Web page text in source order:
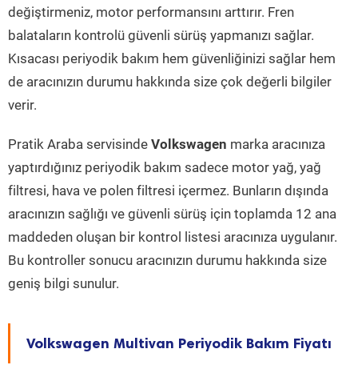
değiştirmeniz, motor performansını arttırır. Fren
balataların kontrolü güvenli sürüş yapmanızı sağlar.
Kısacası periyodik bakım hem güvenliğinizi sağlar hem
de aracınızın durumu hakkında size çok değerli bilgiler
verir.
Pratik Araba servisinde Volkswagen marka aracınıza
yaptırdığınız periyodik bakım sadece motor yağ, yağ
filtresi, hava ve polen filtresi içermez. Bunların dışında
aracınızın sağlığı ve güvenli sürüş için toplamda 12 ana
maddeden oluşan bir kontrol listesi aracınıza uygulanır.
Bu kontroller sonucu aracınızın durumu hakkında size
geniş bilgi sunulur.
Volkswagen Multivan Periyodik Bakım Fiyatı